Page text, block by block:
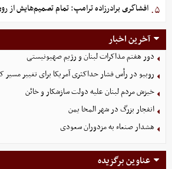
۵. افشاگری برادرزاده ترامپ: تمام تصمیم‌هایش
آخرین اخبار
دور هفتم مذاکرات لبنان و رژیم صهیونیستی
روبیو در رأس فشار حداکثری آمریکا برای تغییر مسیر
خیزش مردم لبنان علیه دولت سازشکار و خائن
انفجار بزرگ در شهر المخا یمن
هشدار صنعاء به مزدوران سعودی
عناوین برگزیده